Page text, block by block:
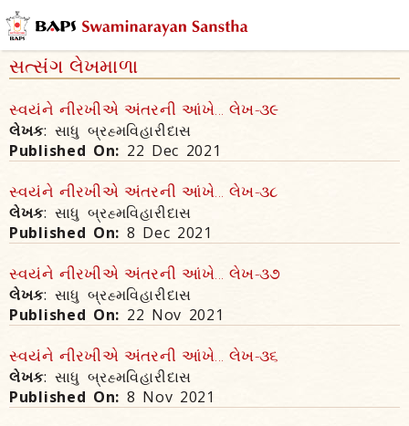
સત્સંગ લેખમાળા
સ્વયંને નીરખીએ અંતરની આંખે... લેખ-૩૯
લેખક: સાધુ બ્રહ્મવિહારીદાસ
Published On: 22 Dec 2021
સ્વયંને નીરખીએ અંતરની આંખે... લેખ-૩૮
લેખક: સાધુ બ્રહ્મવિહારીદાસ
Published On: 8 Dec 2021
સ્વયંને નીરખીએ અંતરની આંખે... લેખ-૩૭
લેખક: સાધુ બ્રહ્મવિહારીદાસ
Published On: 22 Nov 2021
સ્વયંને નીરખીએ અંતરની આંખે... લેખ-૩૬
લેખક: સાધુ બ્રહ્મવિહારીદાસ
Published On: 8 Nov 2021